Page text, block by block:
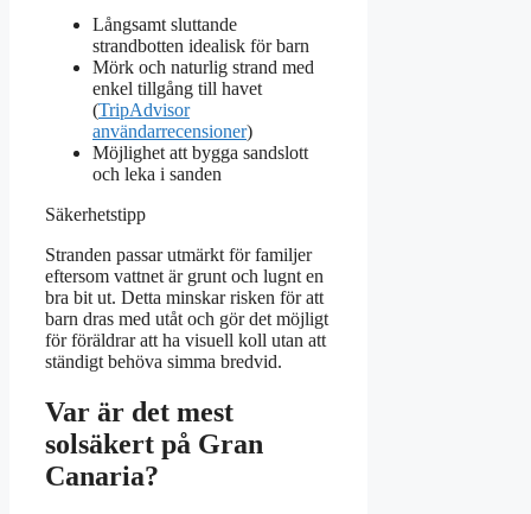
Långsamt sluttande
strandbotten idealisk för barn
Mörk och naturlig strand med
enkel tillgång till havet
(TripAdvisor
användarrecensioner)
Möjlighet att bygga sandslott
och leka i sanden
Säkerhetstipp
Stranden passar utmärkt för familjer
eftersom vattnet är grunt och lugnt en
bra bit ut. Detta minskar risken för att
barn dras med utåt och gör det möjligt
för föräldrar att ha visuell koll utan att
ständigt behöva simma bredvid.
Var är det mest
solsäkert på Gran
Canaria?